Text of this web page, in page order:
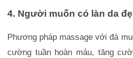
4. Người muốn có làn da
Phương pháp massage với đá
cường tuần hoàn máu, tăng